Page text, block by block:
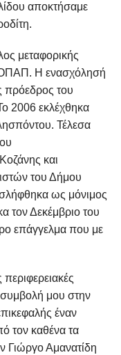
αποκτήσαμε
μεταφορικής
ΟΠΑΠ. Η ενασχόλησή
πρόεδρος του
2006 εκλέχθηκα
Τέλεσα
και
του Δήμου
ως μόνιμος
τον Δεκέμβριο του
επάγγελμα που με
μου στην
έναν
τον καθένα τα
Γιώργο Αμανατίδη